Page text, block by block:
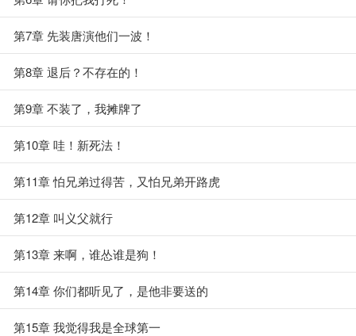
第7章 先装唐演他们一波！
第8章 退后？不存在的！
第9章 不装了，我摊牌了
第10章 哇！新死法！
第11章 怕兄弟过得苦，又怕兄弟开路虎
第12章 叫义父就行
第13章 来啊，谁怂谁是狗！
第14章 你们都听见了，是他非要送的
第15章 我觉得我是全球第一